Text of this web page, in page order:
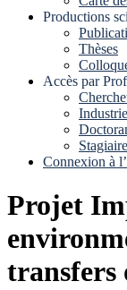
Productions
Thèses
Accès par
Stagiaire
Connexion à
Projet
transfers